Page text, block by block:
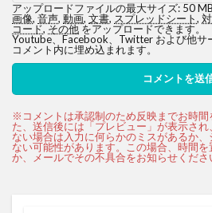
アップロードファイルの最大サイズ: 50 MB
画像, 音声, 動画, 文書, スプレッドシート,
コード,その他をアップロードできます。
Youtube、Facebook、Twitter および他サ
コメント内に埋め込まれます。